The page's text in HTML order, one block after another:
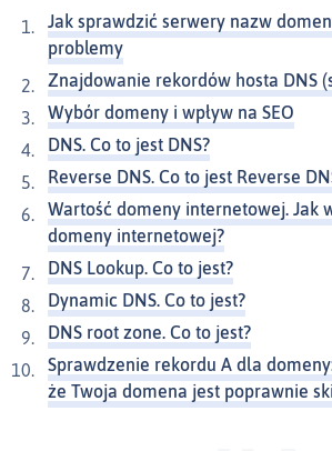
Jak sprawdzić serwery nazw
problemy
Znajdowanie rekordów hosta DNS
Wybór domeny i wpływ na SEO
DNS. Co to jest DNS?
Reverse DNS. Co to jest Reverse
Wartość domeny internetowej. Jak
domeny internetowej?
DNS Lookup. Co to jest?
Dynamic DNS. Co to jest?
DNS root zone. Co to jest?
Sprawdzenie rekordu A dla
że Twoja domena jest poprawnie